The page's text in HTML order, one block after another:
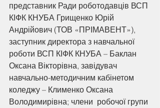
представник Ради роботодавців ВСП
КІФК КНУБА Грищенко Юрій
Андрійович (ТОВ «ПРІМАВЕНТ»),
заступник директора з навчальної
роботи ВСП КІФК КНУБА – Баклан
Оксана Вікторівна, завідувач
навчально-методичним кабінетом
коледжу – Клименко Оксана
Володимирівна; члени  робочої групи